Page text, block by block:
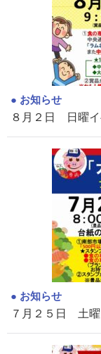
お知らせ
８月２日 日曜
お知らせ
７月２５日 土